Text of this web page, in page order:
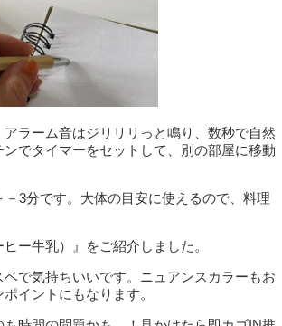
ラーム音はジリリリっと鳴り、数秒で自然
でタイマーをセットして、別の部屋に移動
3分です。大体の目安に使えるので、料理
ー牛乳）』をご紹介しました。
で気持ちいいです。ニュアンスカラーもお
イントにもなります。